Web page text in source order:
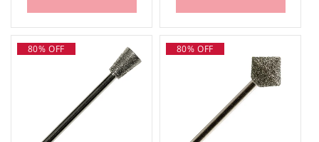
80% OFF 80% OFF